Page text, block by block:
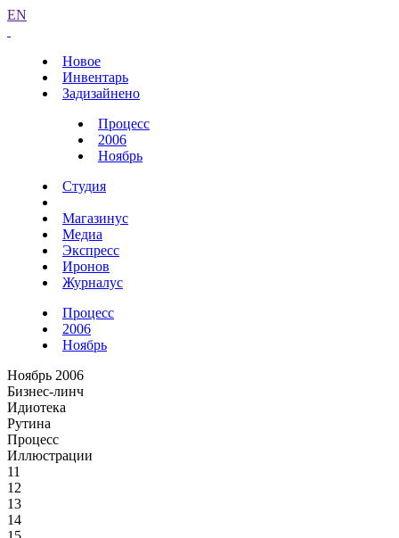
EN
Новое
Инвентарь
Задизайнено
Процесс
2006
Ноябрь
Студия
Магазинус
Медиа
Экспресс
Иронов
Журналус
Процесс
2006
Ноябрь
Ноябрь 2006
Бизнес-линч
Идиотека
Рутина
Процесс
Иллюстрации
11
12
13
14